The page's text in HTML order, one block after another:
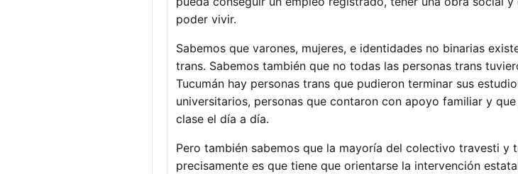
poder vivir.
Sabemos que varones, mujeres, e identidades no binarias
trans. Sabemos también que no todas las personas trans
Tucumán hay personas trans que pudieron terminar sus
universitarios, personas que contaron con apoyo familiar y
clase el día a día.
Pero también sabemos que la mayoría del colectivo travesti y
precisamente es que tiene que orientarse la intervención